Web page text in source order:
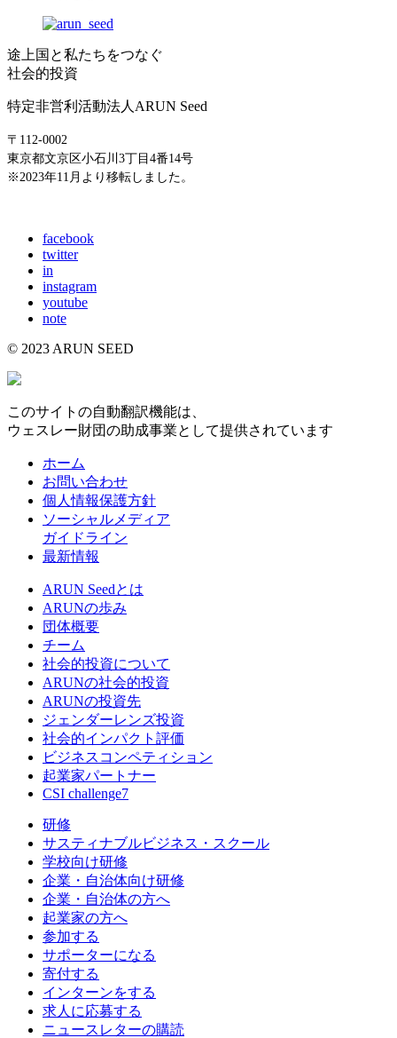
途上国と私たちをつなぐ
社会的投資
特定非営利活動法人ARUN Seed
〒112-0002
東京都文京区小石川3丁目4番14号
※2023年11月より移転しました。
facebook
twitter
in
instagram
youtube
note
© 2023 ARUN SEED
このサイトの自動翻訳機能は、
ウェスレー財団の助成事業として提供されています
ホーム
お問い合わせ
個人情報保護方針
ソーシャルメディア
ガイドライン
最新情報
ARUN Seedとは
ARUNの歩み
団体概要
チーム
社会的投資について
ARUNの社会的投資
ARUNの投資先
ジェンダーレンズ投資
社会的インパクト評価
ビジネスコンペティション
起業家パートナー
CSI challenge7
研修
サスティナブルビジネス・スクール
学校向け研修
企業・自治体向け研修
企業・自治体の方へ
起業家の方へ
参加する
サポーターになる
寄付する
インターンをする
求人に応募する
ニュースレターの購読